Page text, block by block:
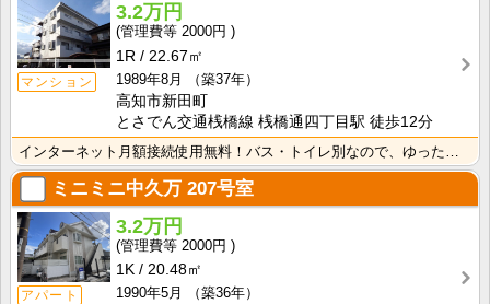
マンション
3.2万円
2000円
1R
22.67㎡
1989年8月
（築37年）
高知市新田町
とさでん交通桟橋線 桟橋通四丁目駅 徒歩12分
ミニミニ中久万 207号室
アパート
3.2万円
2000円
1K
20.48㎡
1990年5月
（築36年）